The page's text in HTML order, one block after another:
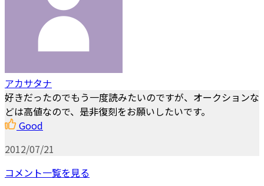
アカサタナ
好きだったのでもう一度読みたいのですが、オークションな
どは高値なので、是非復刻をお願いしたいです。
Good
2012/07/21
コメント一覧を見る